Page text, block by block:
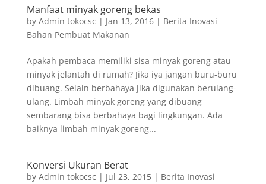
Manfaat minyak goreng bekas
by Admin tokocsc | Jan 13, 2016| Berita Inovasi
Bahan Pembuat Makanan
Apakah pembaca memiliki sisa minyak goreng atau
minyak jelantah di rumah? Jika iya jangan buru-buru
dibuang. Selain berbahaya jika digunakan berulang-
ulang. Limbah minyak goreng yang dibuang
sembarang bisa berbahaya bagi lingkungan. Ada
baiknya limbah minyak goreng...
Konversi Ukuran Berat
by Admin tokocsc | Jul 23, 2015| Berita Inovasi